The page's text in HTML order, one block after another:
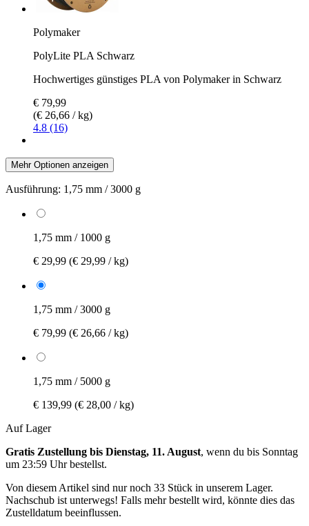
Polymaker
PolyLite PLA Schwarz
Hochwertiges günstiges PLA von Polymaker in Schwarz
€ 79,99
(€ 26,66 / kg)
4.8 (16)
Mehr Optionen anzeigen
Ausführung: 1,75 mm / 3000 g
1,75 mm / 1000 g
€ 29,99 (€ 29,99 / kg)
1,75 mm / 3000 g
€ 79,99 (€ 26,66 / kg)
1,75 mm / 5000 g
€ 139,99 (€ 28,00 / kg)
Auf Lager
Gratis Zustellung bis Dienstag, 11. August, wenn du bis Sonntag
um 23:59 Uhrbestellst.
Von diesem Artikel sind nur noch 33 Stück in unserem Lager.
Nachschub ist unterwegs! Falls mehr bestellt wird, könnte dies das
Zustelldatum beeinflussen.